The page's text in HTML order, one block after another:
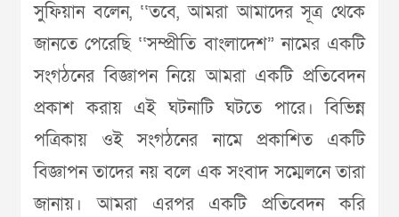
সুফিয়ান বলেন, ‘‘তবে, আমরা আমাদের সূত্র থেকে
জানতে পেরেছি ‘‘সম্প্রীতি বাংলাদেশ” নামের একটি
সংগঠনের বিজ্ঞাপন নিয়ে আমরা একটি প্রতিবেদন
প্রকাশ করায় এই ঘটনাটি ঘটতে পারে। বিভিন্ন
পত্রিকায় ওই সংগঠনের নামে প্রকাশিত একটি
বিজ্ঞাপন তাদের নয় বলে এক সংবাদ সম্মেলনে তারা
জানায়। আমরা এরপর একটি প্রতিবেদন করি